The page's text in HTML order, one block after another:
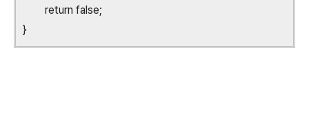
return false;
}